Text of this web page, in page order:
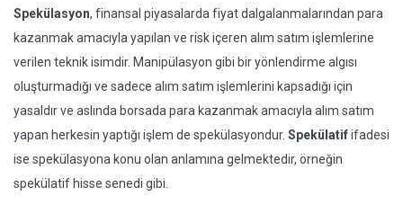
Spekülasyon, finansal piyasalarda fiyat dalgalanmalarından para
kazanmak amacıyla yapılan ve risk içeren alım satım işlemlerine
verilen teknik isimdir. Manipülasyon gibi bir yönlendirme algısı
oluşturmadığı ve sadece alım satım işlemlerini kapsadığı için
yasaldır ve aslında borsada para kazanmak amacıyla alım satım
yapan herkesin yaptığı işlem de spekülasyondur. Spekülatififadesi
ise spekülasyona konu olan anlamına gelmektedir, örneğin
spekülatif hisse senedi gibi.